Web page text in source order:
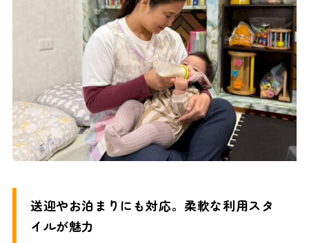
送迎やお泊まりにも対応。柔軟な利用スタ
イルが魅力